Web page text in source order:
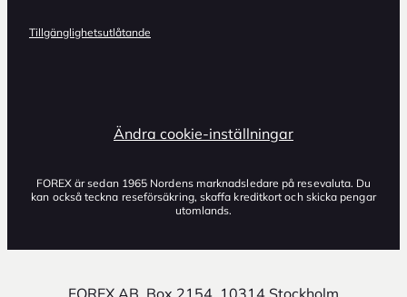
Tillgänglighetsutlåtande
Ändra cookie-inställningar
FOREX är sedan 1965 Nordens marknadsledare på resevaluta. Du
kan också teckna reseförsäkring, skaffa kreditkort och skicka pengar
utomlands.